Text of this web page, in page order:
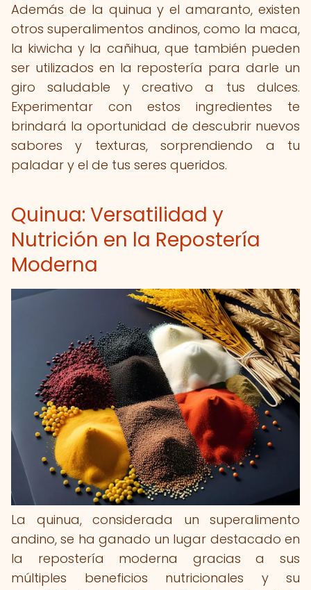
Además de la quinua y el amaranto, existen
otros superalimentos andinos, como la maca,
la kiwicha y la cañihua, que también pueden
ser utilizados en la repostería para darle un
giro saludable y creativo a tus dulces.
Experimentar con estos ingredientes te
brindará la oportunidad de descubrir nuevos
sabores y texturas, sorprendiendo a tu
paladar y el de tus seres queridos.
Quinua: Versatilidad y
Nutrición en la Repostería
Moderna
La quinua, considerada un superalimento
andino, se ha ganado un lugar destacado en
la repostería moderna gracias a sus
múltiples beneficios nutricionales y su